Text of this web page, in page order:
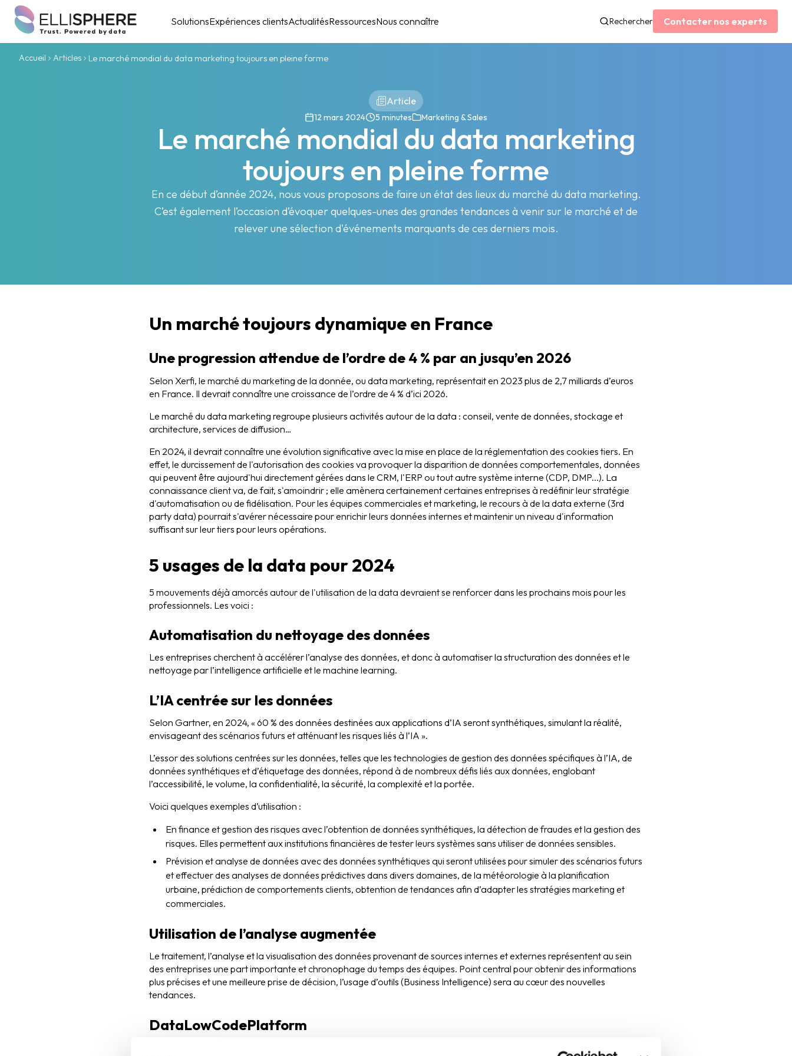
SolutionsExpériences clientsActualitésRessourcesNous connaître Rechercher Contacter nos experts
Accueil Articles Le marché mondial du data marketing toujours en pleine forme
Article
12 mars 2024 5 minutes Marketing & Sales
Le marché mondial du data marketing
toujours en pleine forme
En ce début d’année 2024, nous vous proposons de faire un état des lieux du marché du data marketing.
C’est également l’occasion d’évoquer quelques-unes des grandes tendances à venir sur le marché et de
relever une sélection d'événements marquants de ces derniers mois.
Un marché toujours dynamique en France
Une progression attendue de l’ordre de 4 % par an jusqu’en 2026
Selon Xerfi, le marché du marketing de la donnée, ou data marketing, représentait en 2023 plus de 2,7 milliards d’euros
en France. Il devrait connaître une croissance de l’ordre de 4 % d’ici 2026.
Le marché du data marketing regroupe plusieurs activités autour de la data : conseil, vente de données, stockage et
architecture, services de diffusion…
En 2024, il devrait connaître une évolution significative avec la mise en place de la réglementation des cookies tiers. En
effet, le durcissement de l'autorisation des cookies va provoquer la disparition de données comportementales, données
qui peuvent être aujourd'hui directement gérées dans le CRM, l'ERP ou tout autre système interne (CDP, DMP...). La
connaissance client va, de fait, s'amoindrir ; elle amènera certainement certaines entreprises à redéfinir leur stratégie
d'automatisation ou de fidélisation. Pour les équipes commerciales et marketing, le recours à de la data externe (3rd
party data) pourrait s'avérer nécessaire pour enrichir leurs données internes et maintenir un niveau d'information
suffisant sur leur tiers pour leurs opérations.
5 usages de la data pour 2024
5 mouvements déjà amorcés autour de l'utilisation de la data devraient se renforcer dans les prochains mois pour les
professionnels. Les voici :
Automatisation du nettoyage des données
Les entreprises cherchent à accélérer l’analyse des données, et donc à automatiser la structuration des données et le
nettoyage par l’intelligence artificielle et le machine learning.
L’IA centrée sur les données
Selon Gartner, en 2024, « 60 % des données destinées aux applications d’IA seront synthétiques, simulant la réalité,
envisageant des scénarios futurs et atténuant les risques liés à l’IA ».
L’essor des solutions centrées sur les données, telles que les technologies de gestion des données spécifiques à l’IA, de
données synthétiques et d’étiquetage des données, répond à de nombreux défis liés aux données, englobant
l’accessibilité, le volume, la confidentialité, la sécurité, la complexité et la portée.
Voici quelques exemples d’utilisation :
En finance et gestion des risques avec l’obtention de données synthétiques, la détection de fraudes et la gestion des
risques. Elles permettent aux institutions financières de tester leurs systèmes sans utiliser de données sensibles.
Prévision et analyse de données avec des données synthétiques qui seront utilisées pour simuler des scénarios futurs
et effectuer des analyses de données prédictives dans divers domaines, de la météorologie à la planification
urbaine, prédiction de comportements clients, obtention de tendances afin d’adapter les stratégies marketing et
commerciales.
Utilisation de l’analyse augmentée
Le traitement, l’analyse et la visualisation des données provenant de sources internes et externes représentent au sein
des entreprises une part importante et chronophage du temps des équipes. Point central pour obtenir des informations
plus précises et une meilleure prise de décision, l’usage d’outils (Business Intelligence) sera au cœur des nouvelles
tendances.
DataLowCodePlatform